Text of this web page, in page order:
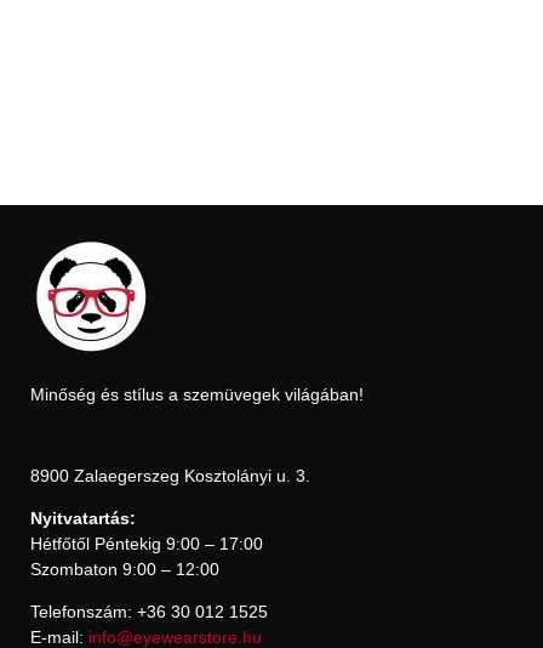
Minőség és stílus a szemüvegek világában!
8900 Zalaegerszeg Kosztolányi u. 3.
Nyitvatartás:
Hétfőtől Péntekig 9:00 – 17:00
Szombaton 9:00 – 12:00
Telefonszám: +36 30 012 1525
E-mail: info@eyewearstore.hu